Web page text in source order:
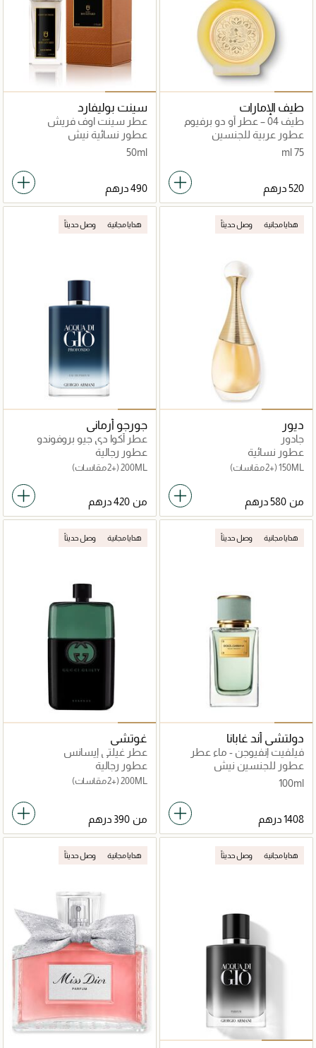
طيف الإمارات
طيف 04 – عطر أو دو برفيوم
فاخر
عطور عربية للجنسين
75 ml
سينت بوليفارد
عطر سينت اوف فريش
عطور نسائية نيش
50ml
هدايا مجانية وصل حديثاً
ديور
جادور
عطور نسائية
150ML (+2 مقاسات)
من
هدايا مجانية وصل حديثاً
جورجو أرماني
عطر أكوا دي جيو بروفوندو
عطور رجالية
200ML (+2 مقاسات)
من
هدايا مجانية وصل حديثاً
دولتشي أند غابانا
فيلفيت إنفيوجن - ماء عطر
عطور للجنسين نيش
100ml
هدايا مجانية وصل حديثاً
غوتشي
عطر غيلتي إيسانس
عطور رجالية
200ML (+2 مقاسات)
من
هدايا مجانية وصل حديثاً هدايا مجانية وصل حديثاً